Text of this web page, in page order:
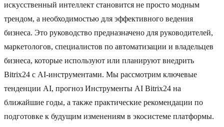
искусственный интеллект становится не просто модным
трендом, а необходимостью для эффективного ведения
бизнеса. Это руководство предназначено для руководителей,
маркетологов, специалистов по автоматизации и владельцев
бизнеса, которые используют или планируют внедрить
Bitrix24 с AI-инструментами. Мы рассмотрим ключевые
тенденции AI, прогноз Инструменты AI Bitrix24 на
ближайшие годы, а также практические рекомендации по
подготовке к будущим изменениям в экосистеме платформы.